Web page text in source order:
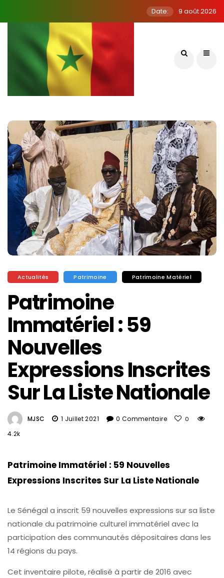
Date: 9 août 2026
Actualités Patrimoine Patrimoine Matériel
Patrimoine
Immatériel : 59
Nouvelles
Expressions Inscrites
Sur La Liste Nationale
MJSC 1 Juillet 2021 0 Commentaire 0
4.2k
Patrimoine Immatériel : 59 Nouvelles
Expressions Inscrites Sur La Liste Nationale
Le Sénégal a inscrit 59 nouvelles expressions sur sa liste
nationale du patrimoine culturel immatériel avec la
participation des communautés dépositaires dans les
14 régions du pays.
Cet inventaire pilote, réalisé à partir de 2016 avec